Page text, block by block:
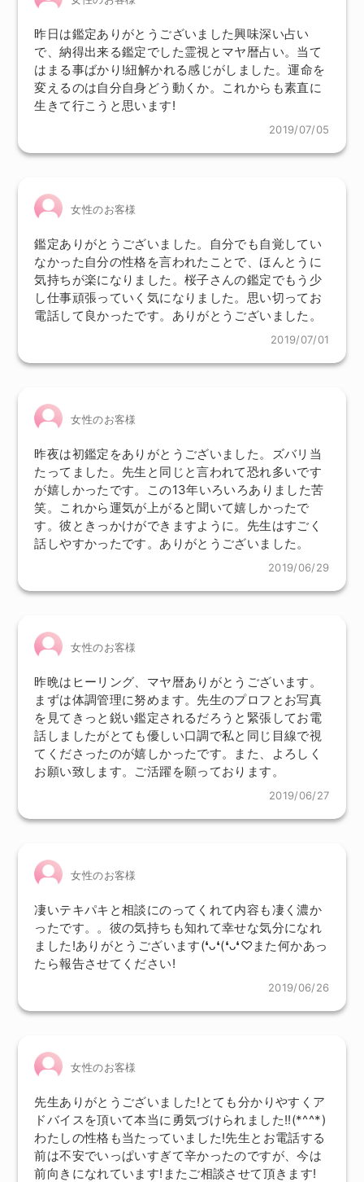
昨日は鑑定ありがとうございました興味深い占い
で、納得出来る鑑定でした霊視とマヤ暦占い。当て
はまる事ばかり!紐解かれる感じがしました。運命を
変えるのは自分自身どう動くか。これからも素直に
生きて行こうと思います!
2019/07/05
女性のお客様
鑑定ありがとうございました。自分でも自覚してい
なかった自分の性格を言われたことで、ほんとうに
気持ちが楽になりました。桜子さんの鑑定でもう少
し仕事頑張っていく気になりました。思い切ってお
電話して良かったです。ありがとうございました。
2019/07/01
女性のお客様
昨夜は初鑑定をありがとうございました。ズバリ当
たってました。先生と同じと言われて恐れ多いです
が嬉しかったです。この13年いろいろありました苦
笑。これから運気が上がると聞いて嬉しかったで
す。彼ときっかけができますように。先生はすごく
話しやすかったです。ありがとうございました。
2019/06/29
女性のお客様
昨晩はヒーリング、マヤ暦ありがとうございます。
まずは体調管理に努めます。先生のプロフとお写真
を見てきっと鋭い鑑定されるだろうと緊張してお電
話しましたがとても優しい口調で私と同じ目線で視
てくださったのが嬉しかったです。また、よろしく
お願い致します。ご活躍を願っております。
2019/06/27
女性のお客様
凄いテキパキと相談にのってくれて内容も凄く濃か
ったです。。彼の気持ちも知れて幸せな気分になれ
ました!ありがとうございます(❛ᴗ❛(❛ᴗ❛♡また何かあっ
たら報告させてください!
2019/06/26
女性のお客様
先生ありがとうございました!とても分かりやすくア
ドバイスを頂いて本当に勇気づけられました!!(*^^*)
わたしの性格も当たっていました!先生とお電話する
前は不安でいっぱいすぎて辛かったのですが、今は
前向きになれています!またご相談させて頂きます!